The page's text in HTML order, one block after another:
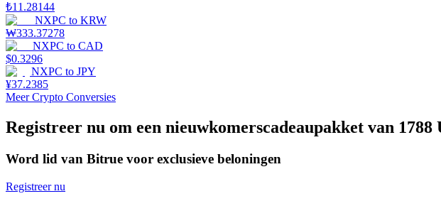
Handelsstrategieën
Leer hoe u winstgevend kunt blijven
Verdienen
₺11.28144
NXPC to KRW
₩333.37278
NXPC to CAD
$0.3296
NXPC to JPY
¥37.2385
Meer Crypto Conversies
Registreer nu om een nieuwkomerscadeaupakket van 1788
Word lid van Bitrue voor exclusieve beloningen
Registreer nu